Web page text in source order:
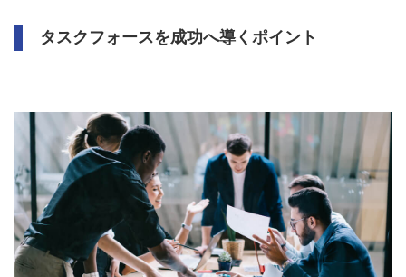
タスクフォースを成功へ導くポイント